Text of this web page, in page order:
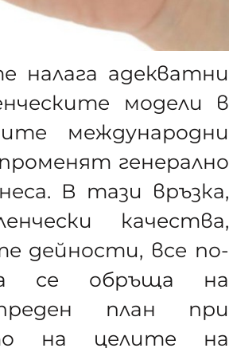
налага адекватни
модели в
международни
генерално
В тази връзка,
качества,
дейности, все по-
се обръща на
план при
на целите на